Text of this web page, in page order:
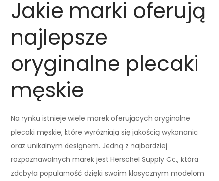
Jakie marki oferują
najlepsze
oryginalne plecaki
męskie
Na rynku istnieje wiele marek oferujących oryginalne
plecaki męskie, które wyróżniają się jakością wykonania
oraz unikalnym designem. Jedną z najbardziej
rozpoznawalnych marek jest Herschel Supply Co., która
zdobyła popularność dzięki swoim klasycznym modelom